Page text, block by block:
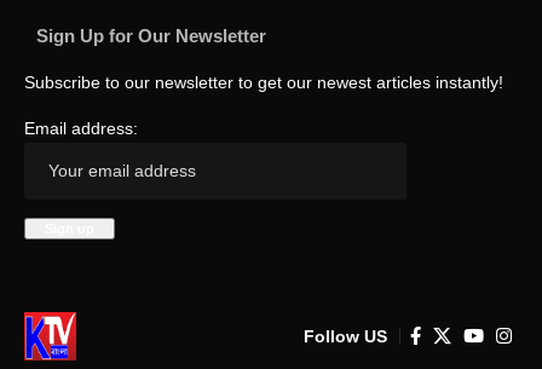
Sign Up for Our Newsletter
Subscribe to our newsletter to get our newest articles instantly!
Email address:
Follow US